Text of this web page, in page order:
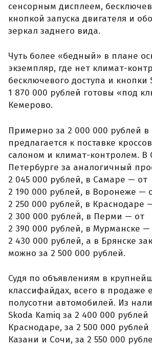
сенсорным дисплеем,
кнопкой запуска двигателя и
зеркал заднего вида.
Чуть более «бедный» в плане
экземпляр, где нет климат-
бесключевого доступа и кнопки
1 870 000 рублей готовы «под
Кемерово.
Примерно за 2 000 000 рублей в
предлагается к поставке
салоном и климат-контролем. В
Петербурге за аналогичный
2 045 000 рублей, в Самаре — от
2 190 000 рублей, в Воронеже —
2 250 000 рублей, в Краснодаре
2 300 000 рублей, в Перми — от
2 390 000 рублей, в Мурманске —
2 430 000 рублей, а в Брянске
можно за 2 500 000 рублей.
Судя по объявлениям в
классифайдах, всего в продаже
полусотни автомобилей. Из
Skoda Kamiq за 2 400 000
Краснодаре, за 2 500 000
Казани и Сочи, за 2 550 000